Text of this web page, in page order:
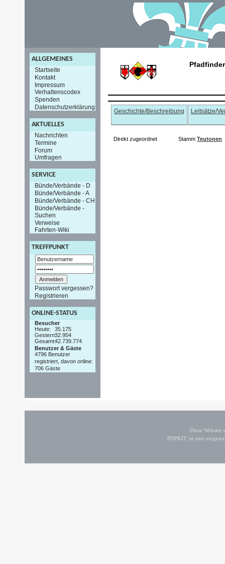
ALLGEMEINES
Startseite
Kontakt
Impressum
Verhaltenscodex
Spenden
Datenschutzerklärung
AKTUELLES
Nachrichten
Termine
Forum
Umfragen
SERVICE
Bünde/Verbände - D
Bünde/Verbände - A
Bünde/Verbände - CH
Bünde/Verbände -
Suchen
Verweise
Fahrten-Wiki
TREFFPUNKT
Passwort vergessen?
Registrieren
ONLINE-STATUS
Besucher
Heute:
35.175
Gestern:32.954
Gesamt:42.739.774
Benutzer & Gäste
4796 Benutzer
registriert, davon online:
706 Gäste
Geschichte/Beschreibung Leitsätze/
Direkt zugeordnet Stamm Teutonen
Diese
PHPKIT ist eine